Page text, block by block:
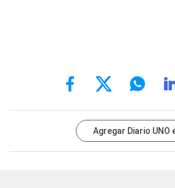
Agregar Diario UNO